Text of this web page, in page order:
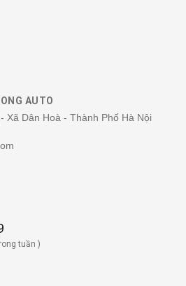
AUTO
Xã Dân Hoà - Thành Phố Hà Nội
tuần )